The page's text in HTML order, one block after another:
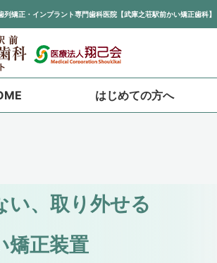
列矯正・インプラント専門歯科医院【武庫之荘駅前かい矯正歯科】
はじめての方へ
い、取り外せる
矯正装置